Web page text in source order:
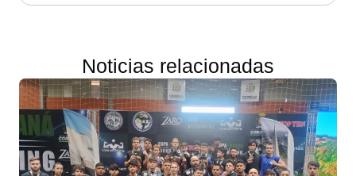
Noticias relacionadas